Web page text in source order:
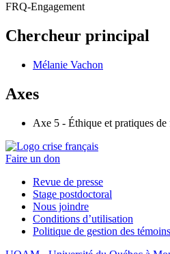
FRQ-Engagement
Chercheur principal
Mélanie Vachon
Axes
Axe 5 - Éthique et pratiques
Faire un don
Revue de presse
Stage postdoctoral
Nous joindre
Conditions d’utilisation
Politique de gestion des témoins